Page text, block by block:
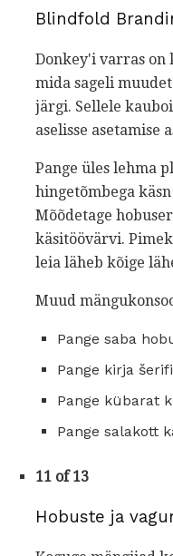
Blindfold
Donkey'i varras on
mida sageli
järgi. Sellele
aselisse asetamise
Pange üles lehma
hingetõmbega
Mõõdetage
käsitöövärvi.
leia läheb kõige
Muud
Pange saba
Pange kirja
Pange kübarat
Pange salakott
11 of 13
Hobuste ja